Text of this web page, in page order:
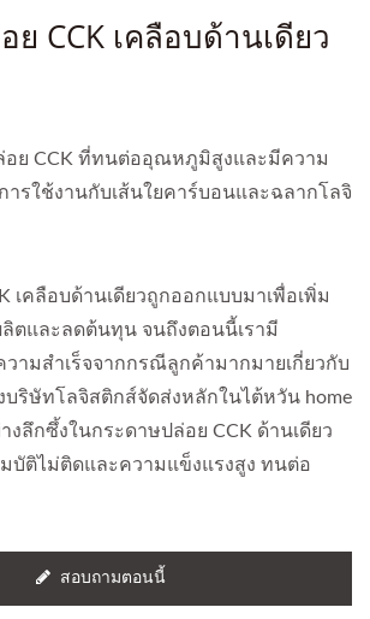
CCK เคลือบด้านเดียว
อย CCK ที่ทนต่ออุณหภูมิสูงและมีความ
ารใช้งานกับเส้นใยคาร์บอนและฉลากโลจิ
เคลือบด้านเดียวถูกออกแบบมาเพื่อเพิ่ม
ตและลดต้นทุน จนถึงตอนนี้เรามี
ามสำเร็จจากกรณีลูกค้ามากมายเกี่ยวกับ
ริษัทโลจิสติกส์จัดส่งหลักในไต้หวัน home
งลึกซึ้งในกระดาษปล่อย CCK ด้านเดียว
บัติไม่ติดและความแข็งแรงสูง ทนต่อ
สอบถามตอนนี้